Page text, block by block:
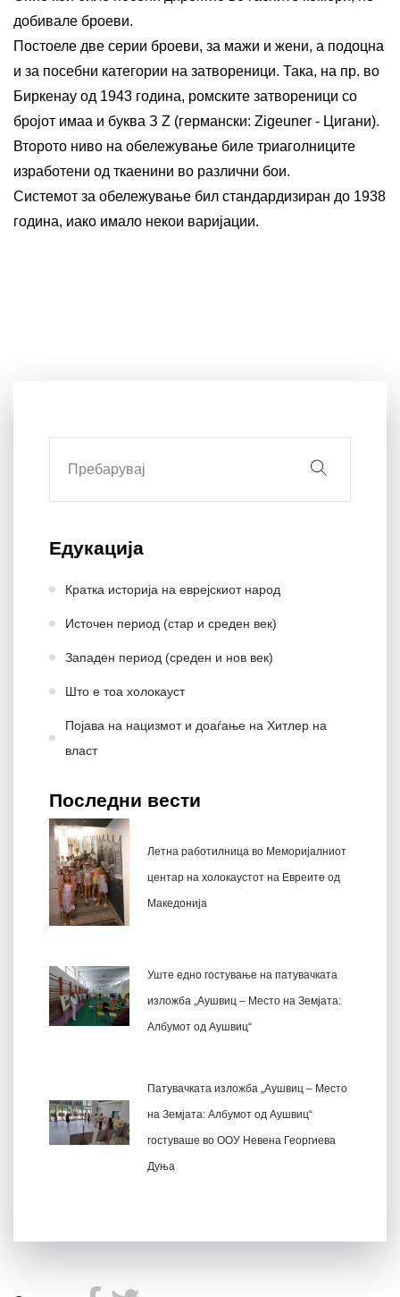
добивале броеви.
Постоеле две серии броеви, за мажи и жени, а подоцна
и за посебни категории на затвореници. Така, на пр. во
Биркенау од 1943 година, ромските затвореници со
бројот имаа и буква З Z (германски: Zigeuner - Цигани).
Второто ниво на обележување биле триаголниците
изработени од ткаенини во различни бои.
Системот за обележување бил стандардизиран до 1938
година, иако имало некои варијации.
Едукација
Кратка историја на еврејскиот народ
Источен период (стар и среден век)
Западен период (среден и нов век)
Што е тоа холокауст
Појава на нацизмот и доаѓање на Хитлер на
влaст
Последни вести
Летна работилница во Меморијалниот
центар на холокаустот на Евреите од
Македонија
Уште едно гостување на патувачката
изложба „Аушвиц – Место на Земјата:
Албумот од Аушвиц“
Патувачката изложба „Аушвиц – Место
на Земјата: Албумот од Аушвиц“
гостуваше во ООУ Невена Георгиева
Дуња